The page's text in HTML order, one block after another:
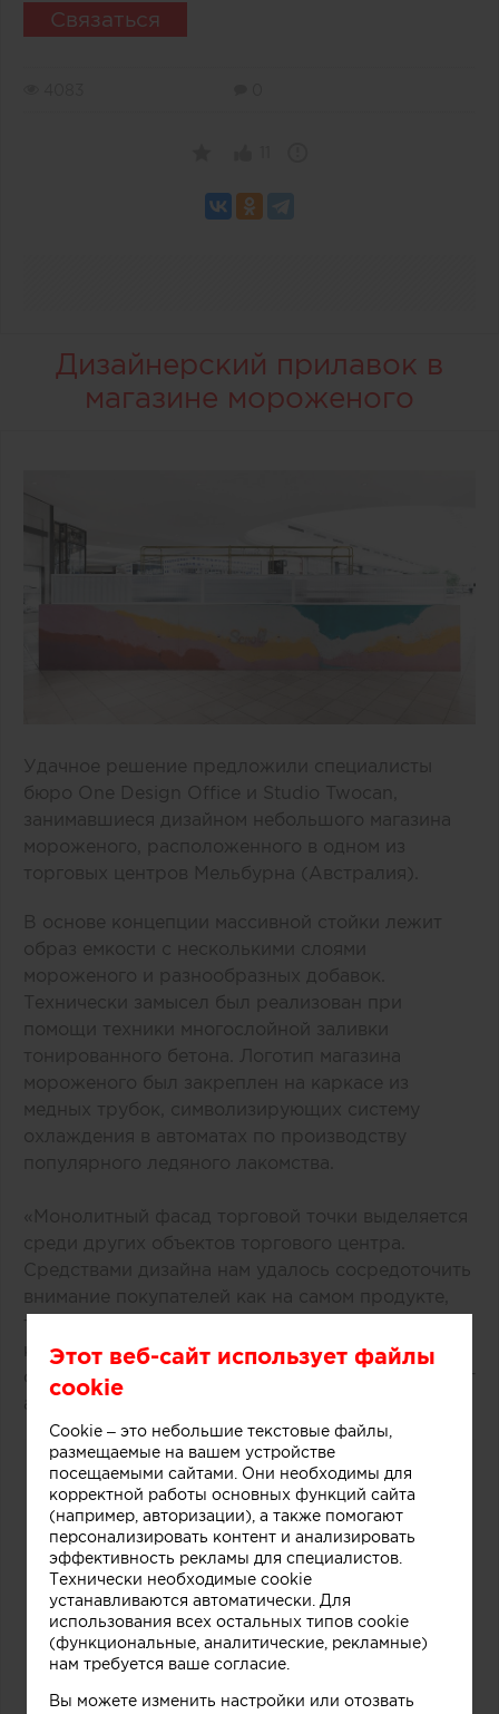
Связаться
Дизайнерский прилавок в
магазине мороженого
Удачное решение предложили специалисты
бюро One Design Office и Studio Twocan,
занимавшиеся дизайном небольшого магазина
мороженого, расположенного в одном из
торговых центров Мельбурна (Австралия).
В основе концепции массивной стойки лежит
образ емкости с несколькими слоями
мороженого и разнообразных добавок.
Технически замысел был реализован при
помощи техники многослойной заливки
тонированного бетона. Логотип магазина
мороженого был закреплен на каркасе из
медных трубок, символизирующих систему
охлаждения в автоматах по производству
популярного ледяного лакомства.
«Монолитный фасад торговой точки выделяется
среди других объектов торгового центра.
Средствами дизайна нам удалось сосредоточить
внимание покупателей как на самом продукте,
так и на производственном процессе, в основе
которого перемешивание слоев фруктов, ягод,
орехов и ароматических добавок», рассказывают
авторы этого небольшого проекта.
Этот веб-сайт использует файлы
cookie
Cookie – это небольшие текстовые файлы,
размещаемые на вашем устройстве
посещаемыми сайтами. Они необходимы для
корректной работы основных функций сайта
(например, авторизации), а также помогают
персонализировать контент и анализировать
эффективность рекламы для специалистов.
Технически необходимые cookie
устанавливаются автоматически. Для
использования всех остальных типов cookie
(функциональные, аналитические, рекламные)
нам требуется ваше согласие.
Вы можете изменить настройки или отозвать